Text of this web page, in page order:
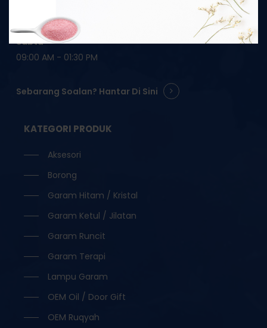
09:00 AM - 05:30 PM
Sabtu
09:00 AM - 01:30 PM
Sebarang Soalan? Hantar Di Sini
KATEGORI PRODUK
Aksesori
Borong
Garam Hitam / Kristal
Garam Ketul / Jilatan
Garam Runcit
Garam Terapi
Lampu Garam
OEM Oil / Door Gift
OEM Ruqyah